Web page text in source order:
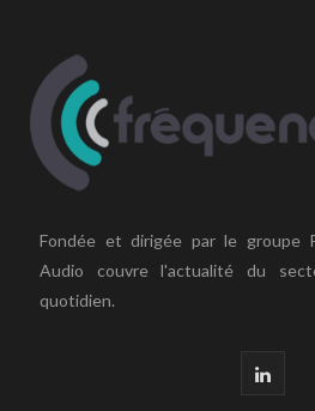
Fondée et dirigée par le groupe
Audio couvre l'actualité du
quotidien.
L